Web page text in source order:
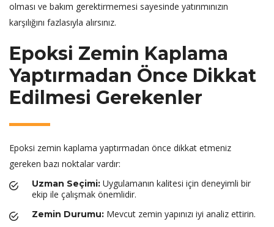
olması ve bakım gerektirmemesi sayesinde yatırımınızın
karşılığını fazlasıyla alırsınız.
Epoksi Zemin Kaplama
Yaptırmadan Önce Dikkat
Edilmesi Gerekenler
Epoksi zemin kaplama yaptırmadan önce dikkat etmeniz
gereken bazı noktalar vardır:
Uzman Seçimi: Uygulamanın kalitesi için deneyimli bir
ekip ile çalışmak önemlidir.
Zemin Durumu: Mevcut zemin yapınızı iyi analiz ettirin.